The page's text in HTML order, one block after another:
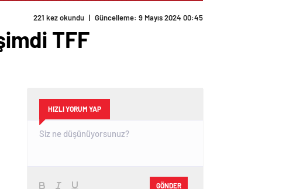
221 kez okundu | Güncelleme: 9 Mayıs 2024 00:45
TFF
HIZLI YORUM YAP
GÖNDER